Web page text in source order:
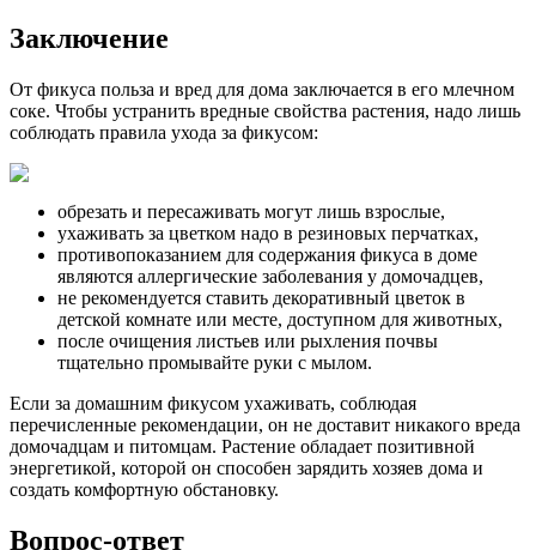
Заключение
От фикуса польза и вред для дома заключается в его млечном
соке. Чтобы устранить вредные свойства растения, надо лишь
соблюдать правила ухода за фикусом:
обрезать и пересаживать могут лишь взрослые,
ухаживать за цветком надо в резиновых перчатках,
противопоказанием для содержания фикуса в доме
являются аллергические заболевания у домочадцев,
не рекомендуется ставить декоративный цветок в
детской комнате или месте, доступном для животных,
после очищения листьев или рыхления почвы
тщательно промывайте руки с мылом.
Если за домашним фикусом ухаживать, соблюдая
перечисленные рекомендации, он не доставит никакого вреда
домочадцам и питомцам. Растение обладает позитивной
энергетикой, которой он способен зарядить хозяев дома и
создать комфортную обстановку.
Вопрос-ответ